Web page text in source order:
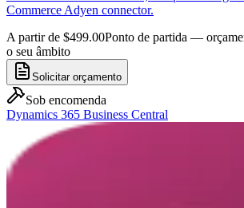
Commerce Adyen connector.
A partir de $499.00Ponto de partida —
o seu âmbito
Solicitar orçamento
Sob encomenda
Dynamics 365 Business Central